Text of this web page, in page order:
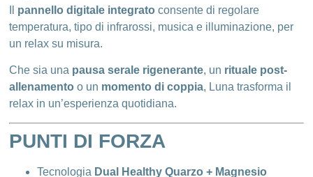
pannello digitale integrato consente di regolare
temperatura, tipo di infrarossi, musica e illuminazione, per
un relax su misura.
Che sia una pausa serale rigenerante, un rituale post-
allenamento o un momento di coppia, Luna trasforma il
relax in un’esperienza quotidiana.
PUNTI DI FORZA
Tecnologia Dual Healthy Quarzo + Magnesio